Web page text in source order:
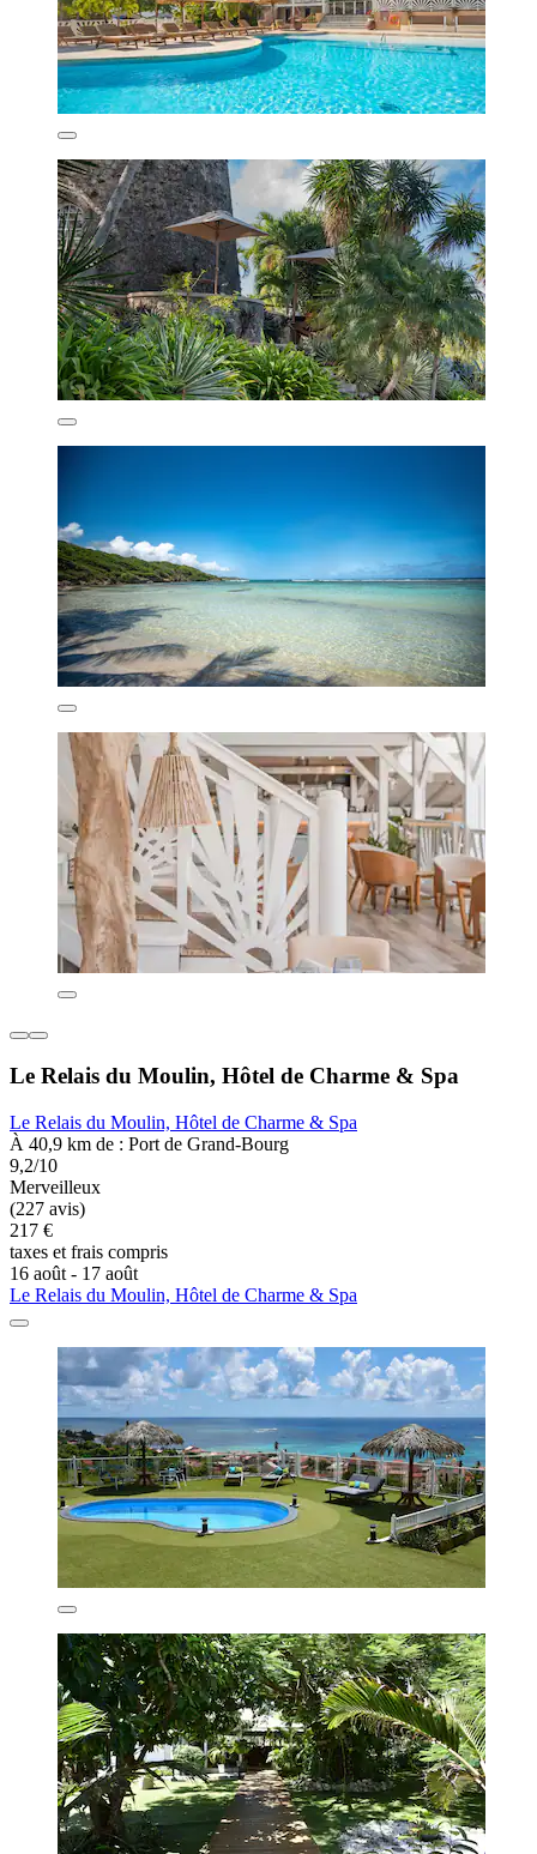
Le Relais du Moulin, Hôtel de Charme & Spa
Le Relais du Moulin, Hôtel de Charme & Spa
À 40,9 km de : Port de Grand-Bourg
9,2/10
Merveilleux
(227 avis)
217 €
taxes et frais compris
16 août - 17 août
Le Relais du Moulin, Hôtel de Charme & Spa